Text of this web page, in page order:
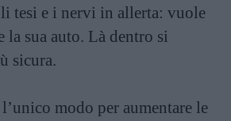
tesi e i nervi in allerta: vuole
la sua auto. Là dentro si
sicura.
modo per aumentare le